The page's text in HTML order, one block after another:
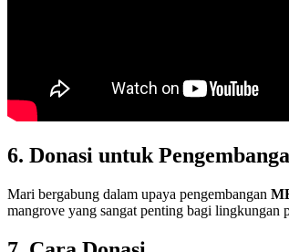
6. Donasi untuk
Mari bergabung dalam upaya pengembangan
mangrove yang sangat penting bagi lingkungan